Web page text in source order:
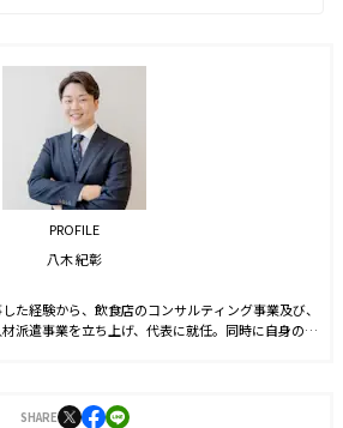
PROFILE
八木 紀彰
た経験から、飲食店のコンサルティング事業及び、
派遣事業を立ち上げ、代表に就任。同時に自身のブ
刊。
SHARE